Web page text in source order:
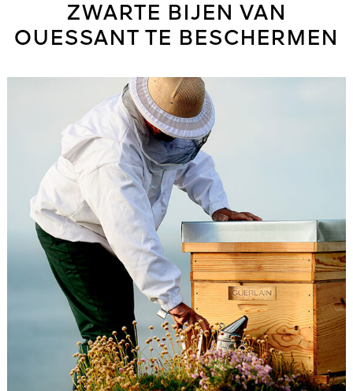
ZWARTE BIJEN VAN
OUESSANT TE BESCHERMEN